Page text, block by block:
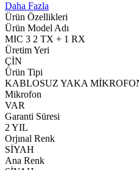
Daha Fazla
Ürün Özellikleri
Ürün Model Adı
MIC 3 2 TX + 1 RX
Üretim Yeri
ÇİN
Ürün Tipi
KABLOSUZ YAKA
Mikrofon
VAR
Garanti Süresi
2 YIL
Orjınal Renk
SİYAH
Ana Renk